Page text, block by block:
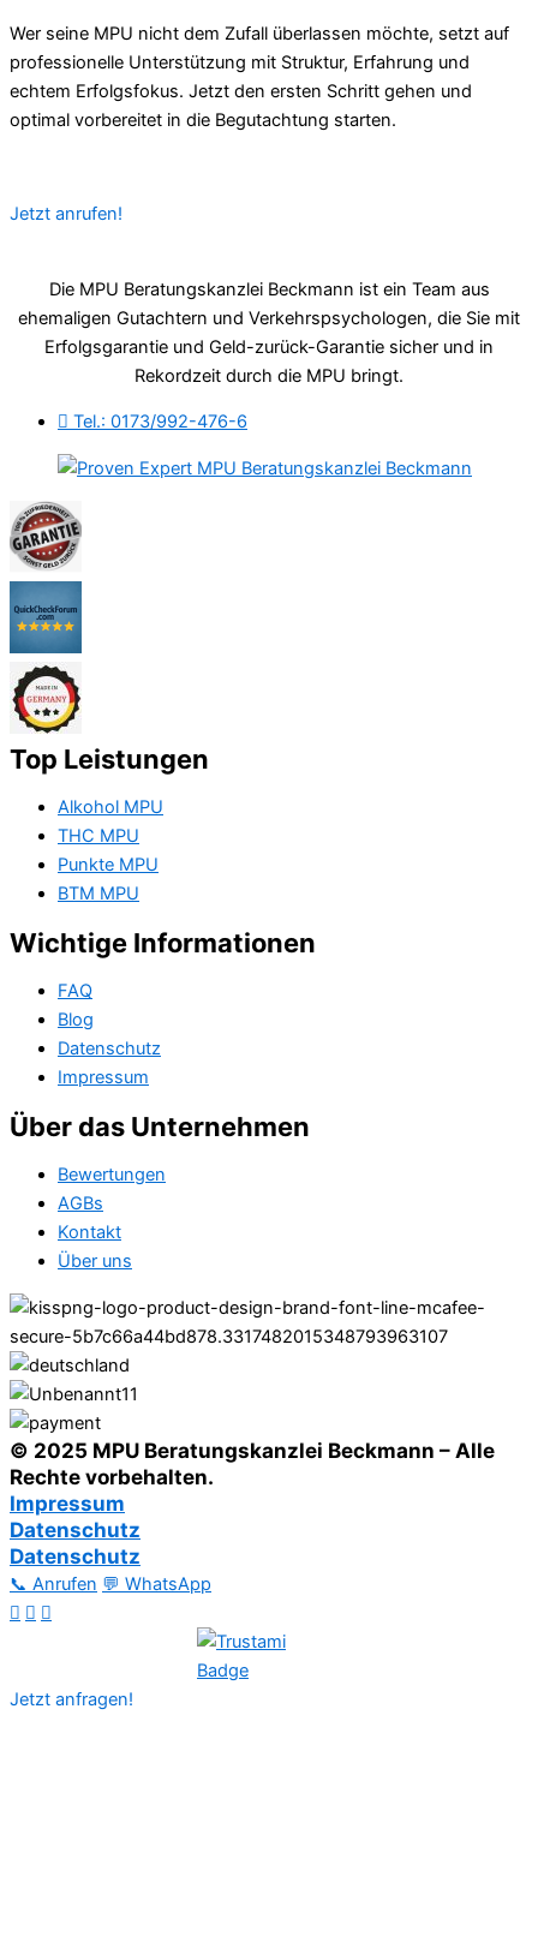
Wer seine MPU nicht dem Zufall überlassen möchte, setzt auf
professionelle Unterstützung mit Struktur, Erfahrung und
echtem Erfolgsfokus. Jetzt den ersten Schritt gehen und
optimal vorbereitet in die Begutachtung starten.
Jetzt anrufen!
Die MPU Beratungskanzlei Beckmann ist ein Team aus
ehemaligen Gutachtern und Verkehrspsychologen, die Sie mit
Erfolgsgarantie und Geld-zurück-Garantie sicher und in
Rekordzeit durch die MPU bringt.
Tel.: 0173/992-476-6
Top Leistungen
Alkohol MPU
THC MPU
Punkte MPU
BTM MPU
Wichtige Informationen
FAQ
Blog
Datenschutz
Impressum
Über das Unternehmen
Bewertungen
AGBs
Kontakt
Über uns
© 2025 MPU Beratungskanzlei Beckmann – Alle
Rechte vorbehalten.
Impressum
Datenschutz
Datenschutz
📞 Anrufen 💬 WhatsApp
Jetzt anfragen!